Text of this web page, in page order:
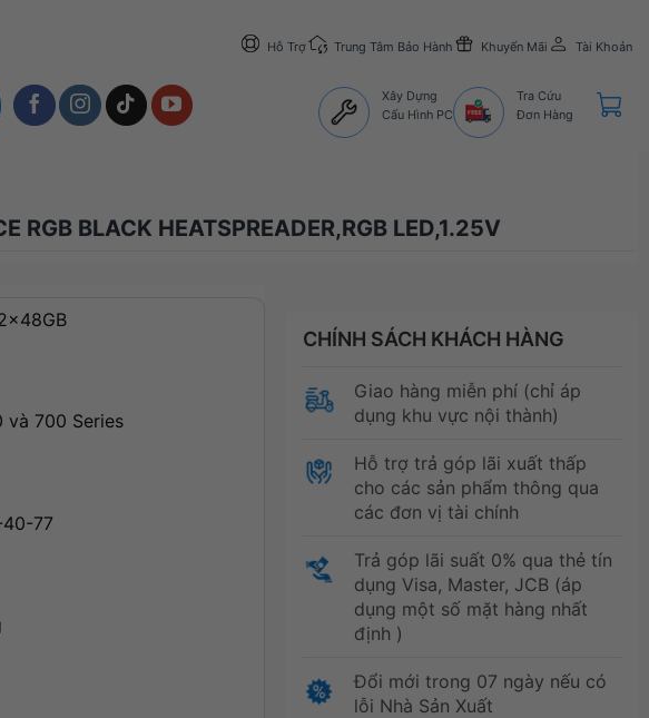
Hỗ Trợ Trung Tâm Bảo Hành Khuyến Mãi Tài Khoản
Xây Dựng
Cấu Hình PC
Tra Cứu
Đơn Hàng
BLACK HEATSPREADER,RGB LED,1.25V
và 700 Series
77
CHÍNH SÁCH KHÁCH HÀNG
Giao hàng miễn phí (chỉ áp
dụng khu vực nội thành)
Hỗ trợ trả góp lãi xuất thấp
cho các sản phẩm thông qua
các đơn vị tài chính
Trả góp lãi suất 0% qua thẻ tín
dụng Visa, Master, JCB (áp
dụng một số mặt hàng nhất
định )
Đổi mới trong 07 ngày nếu có
lỗi Nhà Sản Xuất